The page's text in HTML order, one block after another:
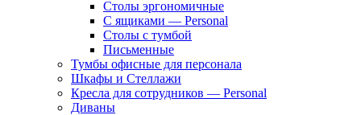
Столы эргономичные
С ящиками — Personal
Столы с тумбой
Письменные
Тумбы офисные для персонала
Шкафы и Стеллажи
Кресла для сотрудников — Personal
Диваны